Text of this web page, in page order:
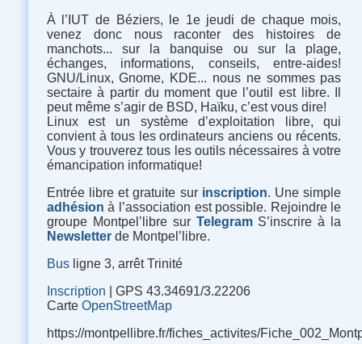
À l’IUT de Béziers, le 1e jeudi de chaque mois,
venez donc nous raconter des histoires de
manchots... sur la banquise ou sur la plage,
échanges, informations, conseils, entre-aides!
GNU/Linux, Gnome, KDE... nous ne sommes pas
sectaire à partir du moment que l’outil est libre. Il
peut même s’agir de BSD, Haïku, c’est vous dire!
Linux est un système d’exploitation libre, qui
convient à tous les ordinateurs anciens ou récents.
Vous y trouverez tous les outils nécessaires à votre
émancipation informatique!
Entrée libre et gratuite sur inscription. Une simple
adhésion à l’association est possible. Rejoindre le
groupe Montpel’libre sur TelegramS’inscrire à la
Newsletterde Montpel’libre.
Busligne 3, arrêt Trinité
Inscription | GPS 43.34691/3.22206
Carte OpenStreetMap
https://montpellibre.fr/fiches_activites/